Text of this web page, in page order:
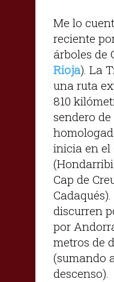
Me lo
reciente
árboles de
Rioja). La
una ruta
810
sendero
inicia en el
Cap de
discurren
por
metros de
(sumando
descenso).